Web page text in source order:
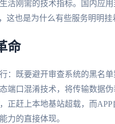
活刚需的技术指标。国内应
这也是为什么有些服务明明挂
命
：既要避开审查系统的黑名
端口混淆技术，将传输数据
正赶上本地基站超载，而
力的直接体现。